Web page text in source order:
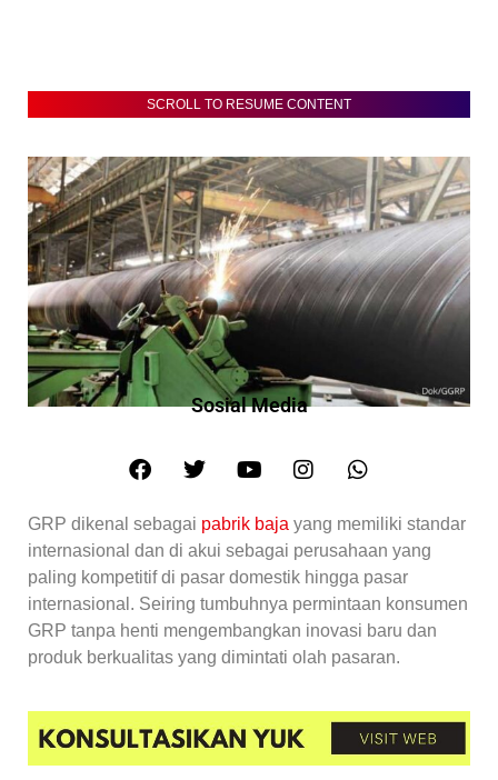
SCROLL TO RESUME CONTENT
Sosial Media
GRP dikenal sebagai pabrik baja yang memiliki standar
internasional dan di akui sebagai perusahaan yang
paling kompetitif di pasar domestik hingga pasar
internasional. Seiring tumbuhnya permintaan konsumen
GRP tanpa henti mengembangkan inovasi baru dan
produk berkualitas yang dimintati olah pasaran.